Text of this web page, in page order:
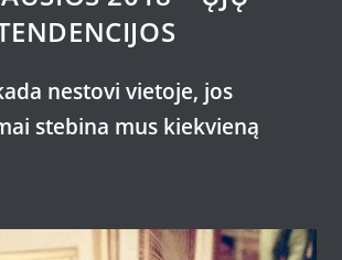
nestovi vietoje, jos
stebina mus kiekvieną